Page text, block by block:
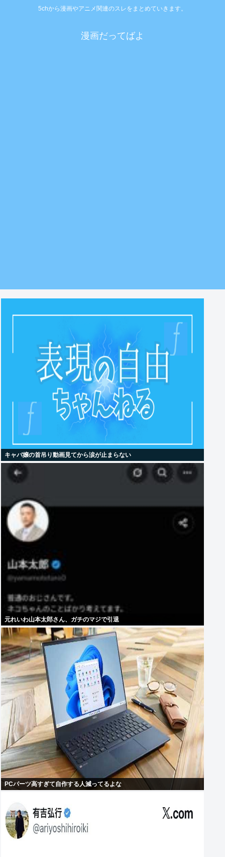
5chから漫画やアニメ関連のスレをまとめていきます。
漫画だってばよ
キャバ嬢の首吊り動画見てから涙が止まらない
元れいわ山本太郎さん、ガチのマジで引退
PCパーツ高すぎて自作する人減ってるよな